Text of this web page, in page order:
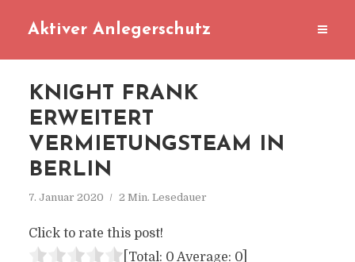
Aktiver Anlegerschutz
KNIGHT FRANK
ERWEITERT
VERMIETUNGSTEAM IN
BERLIN
7. Januar 2020 2 Min. Lesedauer
Click to rate this post!
[Total: 0 Average: 0]